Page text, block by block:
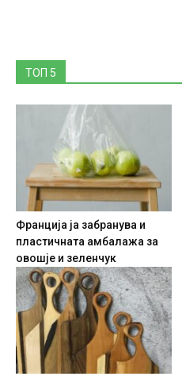
ТОП 5
Франција ја забранува и
пластичната амбалажа за
овошје и зеленчук